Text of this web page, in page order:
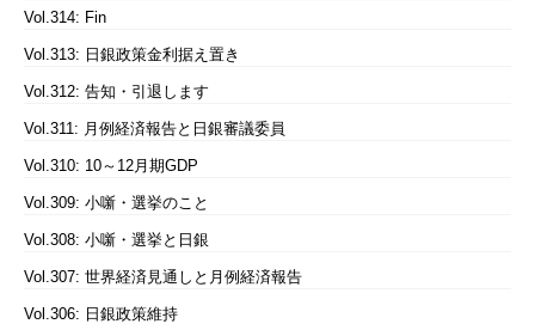
Vol.314: Fin
Vol.313: 日銀政策金利据え置き
Vol.312: 告知・引退します
Vol.311: 月例経済報告と日銀審議委員
Vol.310: 10～12月期GDP
Vol.309: 小噺・選挙のこと
Vol.308: 小噺・選挙と日銀
Vol.307: 世界経済見通しと月例経済報告
Vol.306: 日銀政策維持